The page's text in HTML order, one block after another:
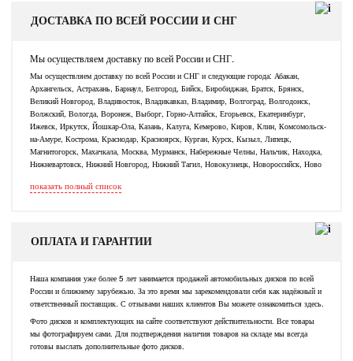
ДОСТАВКА ПО ВСЕЙ РОССИИ И СНГ
Мы осуществляем доставку по всей России и СНГ.
Мы осуществляем доставку по всей России и СНГ и следующие города: Абакан,
Архангельск, Астрахань, Барнаул, Белгород, Бийск, Биробиджан, Братск, Брянск,
Великий Новгород, Владивосток, Владикавказ, Владимир, Волгоград, Волгодонск,
Волжский, Вологда, Воронеж, Выборг, Горно-Алтайск, Егорьевск, Екатеринбург,
Ижевск, Иркутск, Йошкар-Ола, Казань, Калуга, Кемерово, Киров, Клин, Комсомольск-
на-Амуре, Кострома, Краснодар, Красноярск, Курган, Курск, Кызыл, Липецк,
Магнитогорск, Махачкала, Москва, Мурманск, Набережные Челны, Нальчик, Находка,
Нижневартовск, Нижний Новгород, Нижний Тагил, Новокузнецк, Новороссийск, Ново
показать полный список
ОПЛАТА И ГАРАНТИИ
Наша компания уже более 5 лет занимается продажей автомобильных дисков по всей
России и ближнему зарубежью. За это время мы зарекомендовали себя как надёжный и
ответственный поставщик. С отзывами наших клиентов Вы можете ознакомиться здесь.
Фото дисков и комплектующих на сайте соответствуют действительности. Все товары
мы фотографируем сами. Для подтверждения наличия товаров на складе мы всегда
готовы выслать дополнительные фото дисков.